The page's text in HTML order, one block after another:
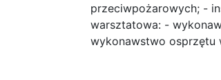
przeciwpożarowych; -
warsztatowa: -
wykonawstwo osprzętu